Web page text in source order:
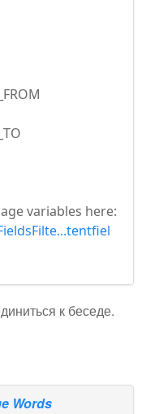
variables here:
к беседе.
Words